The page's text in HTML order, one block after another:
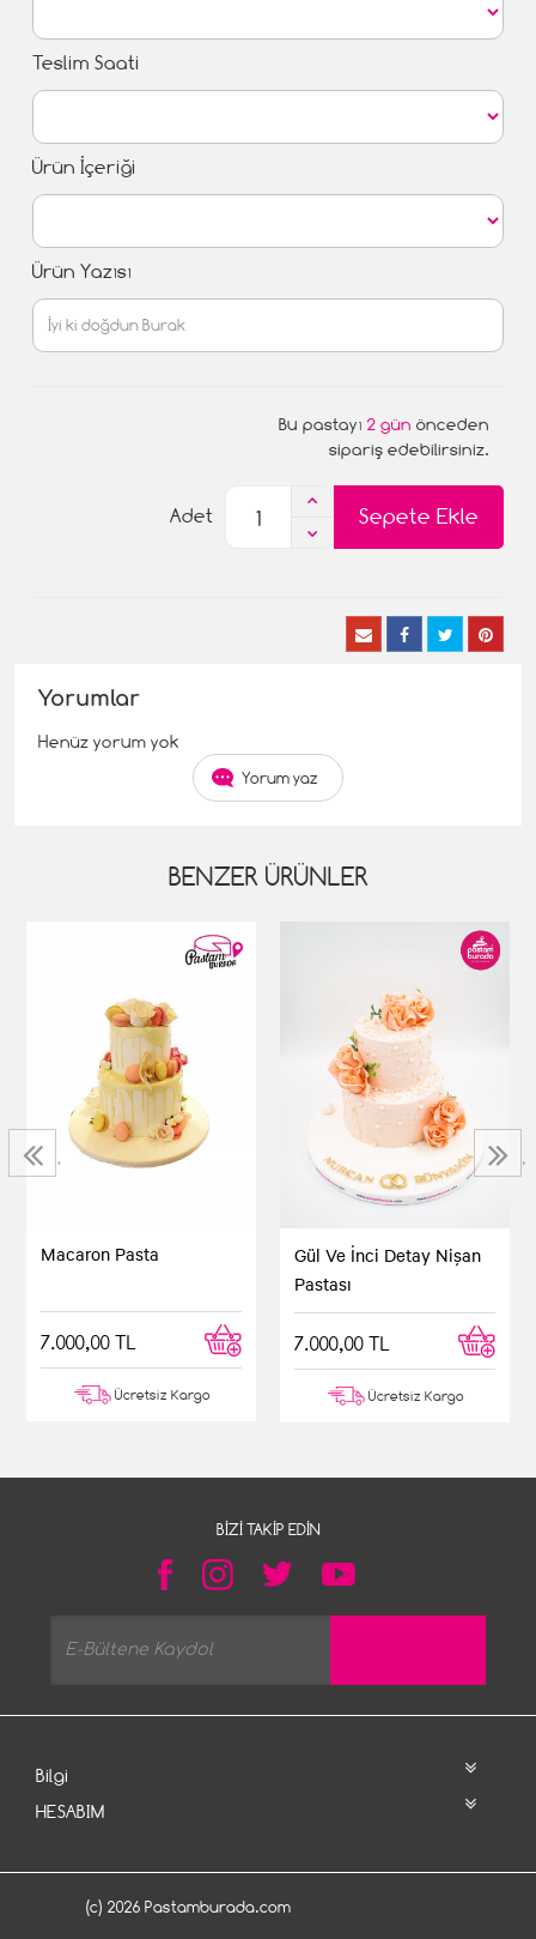
Teslim Saati
Ürün İçeriği
Ürün Yazısı
Bu pastayı 2 gün önceden
sipariş edebilirsiniz.
Sepete Ekle
Adet
Yorumlar
Henüz yorum yok
Yorum yaz
BENZER ÜRÜNLER
Macaron Pasta
7.000,00 TL
Ücretsiz Kargo
Gül Ve İnci Detay Nişan
Pastası
7.000,00 TL
Ücretsiz Kargo
‹ ›
BIZI TAKIP EDIN
Bilgi
HESABIM
(c) 2026 Pastamburada.com